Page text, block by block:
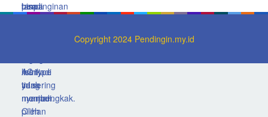
Copyright 2024 Pendingin.my.id